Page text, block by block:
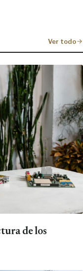
Ver todo
de los